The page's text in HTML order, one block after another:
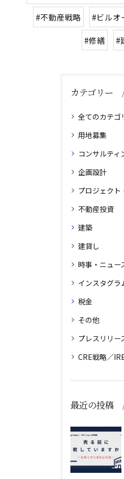
#不動産戦略 #ビルオ
#修繕 #
カテゴリー
全てのカテゴ
用地募集
コンサルティ
企画設計
プロジェクト
不動産投資
建築
建貸し
時事・ニュー
インスタグラ
税金
その他
プレスリリー
CRE戦略／
最近の投稿